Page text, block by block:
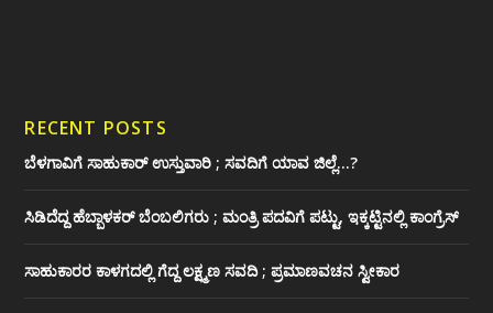
RECENT POSTS
ಬೆಳಗಾವಿಗೆ ಸಾಹುಕಾರ್ ಉಸ್ತುವಾರಿ ; ಸವದಿಗೆ ಯಾವ ಜಿಲ್ಲೆ…?
ಸಿಡಿದೆದ್ದ ಹೆಬ್ಬಾಳಕರ್ ಬೆಂಬಲಿಗರು ; ಮಂತ್ರಿ ಪದವಿಗೆ ‌ಪಟ್ಟು, ಇಕ್ಕಟ್ಟಿನಲ್ಲಿ ಕಾಂಗ್ರೆಸ್
ಸಾಹುಕಾರರ ಕಾಳಗದಲ್ಲಿ ಗೆದ್ದ ಲಕ್ಷ್ಮಣ ಸವದಿ ; ಪ್ರಮಾಣವಚನ ಸ್ವೀಕಾರ